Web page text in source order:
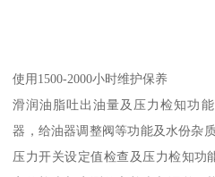
使用1500-2000小时维护保养
滑润油脂吐出油量及压力检知功
器，给油器调整阀等功能及水份杂
压力开关设定值检查及压力检知功